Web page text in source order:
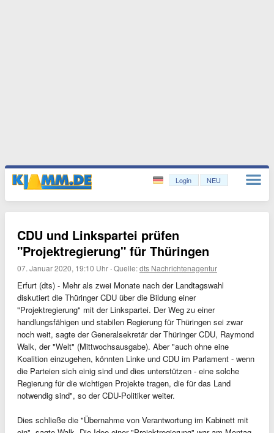
Login NEU
CDU und Linkspartei prüfen
"Projektregierung" für Thüringen
07. Januar 2020, 19:10 Uhr ·Quelle:dts Nachrichtenagentur
Erfurt (dts) - Mehr als zwei Monate nach der Landtagswahl
diskutiert die Thüringer CDU über die Bildung einer
"Projektregierung" mit der Linkspartei. Der Weg zu einer
handlungsfähigen und stabilen Regierung für Thüringen sei zwar
noch weit, sagte der Generalsekretär der Thüringer CDU, Raymond
Walk, der "Welt" (Mittwochsausgabe). Aber "auch ohne eine
Koalition einzugehen, könnten Linke und CDU im Parlament - wenn
die Parteien sich einig sind und dies unterstützen - eine solche
Regierung für die wichtigen Projekte tragen, die für das Land
notwendig sind", so der CDU-Politiker weiter.
Dies schließe die "Übernahme von Verantwortung im Kabinett mit